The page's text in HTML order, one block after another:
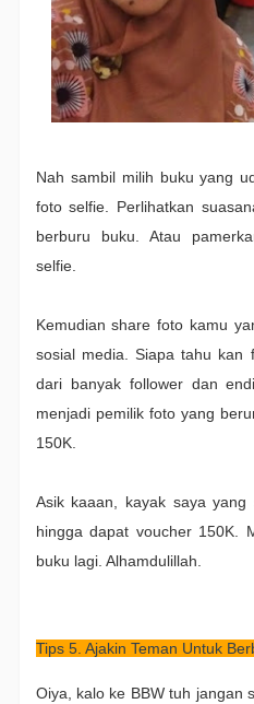
Nah sambil milih buku yang
foto selfie. Perlihatkan
berburu buku. Atau
selfie.
Kemudian share foto kamu
sosial media. Siapa tahu kan
dari banyak follower dan
menjadi pemilik foto yang
150K.
Asik kaaan, kayak saya
hingga dapat voucher 150K.
buku lagi. Alhamdulillah.
Tips 5. Ajakin Teman Untuk
Oiya, kalo ke BBW tuh jangan